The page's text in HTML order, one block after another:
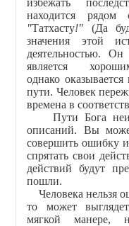
избежать
находится
"Татхасту!" (Да
значения этой
деятельностью.
является
однако
пути. Человек
времена в
Пути Бога
описаний. Вы
совершить ошибку
спрятать свои
действий будут
пошли.
Человека нельзя
то может
мягкой манере,